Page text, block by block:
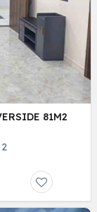
81M2
2